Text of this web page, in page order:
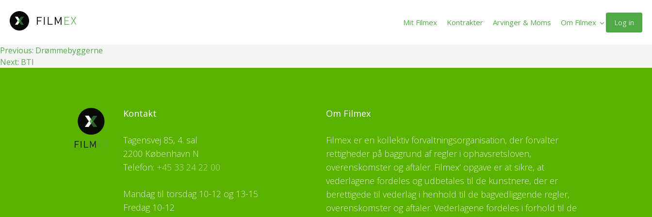
indhold
Mit Filmex Kontrakter Arvinger & Moms Om Filmex Log in
Indlægsnavigation
Previous: Drømmebyggerne
Next: BTI
Kontakt
Tagensvej 85, 4. sal
2200 København N
Telefon: +45 33 24 22 00
Mandag til torsdag 10-12 og 13-15
Fredag 10-12
Om Filmex
Filmex er en kollektiv forvaltningsorganisation, der forvalter
rettigheder på baggrund af regler i ophavsretsloven,
overenskomster og aftaler. Filmex’ opgave er at sikre, at
vederlagene fordeles og udbetales til de kunstnere, der er
berettigede til vederlag i henhold til de bagvedliggende regler,
overenskomster og aftaler. Vederlagene fordeles i forhold til de